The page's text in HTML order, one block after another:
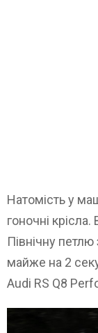
Натомість у
гоночні
Північну
майже на 2
Audi RS Q8